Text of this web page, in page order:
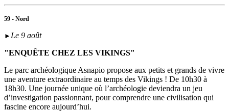
59 - Nord
► Le 9 août
"ENQUÊTE CHEZ LES VIKINGS"
Le parc archéologique Asnapio propose aux petits et grands de vivre
une aventure extraordinaire au temps des Vikings ! De 10h30 à
18h30. Une journée unique où l’archéologie deviendra un jeu
d’investigation passionnant, pour comprendre une civilisation qui
fascine encore aujourd’hui.